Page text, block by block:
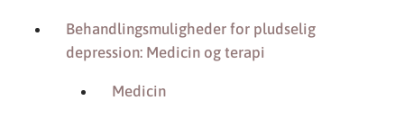
Behandlingsmuligheder for pludselig
depression: Medicin og terapi
Medicin